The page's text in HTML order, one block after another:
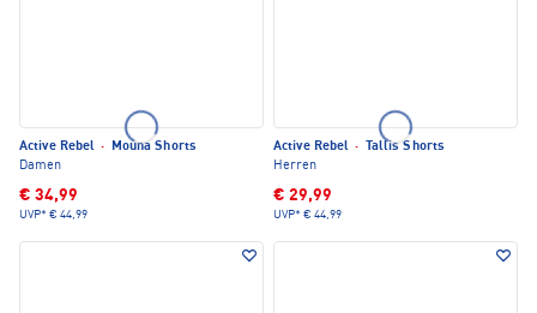
Active Rebel ·
Mouna Shorts
Damen
€ 34,99
UVP* € 44,99
Active Rebel ·
Tallis Shorts
Herren
€ 29,99
UVP* € 44,99